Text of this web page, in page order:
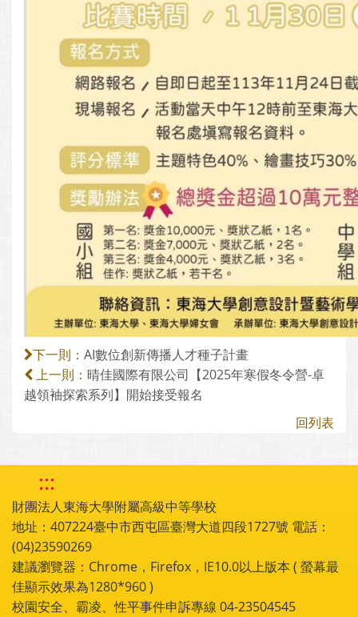
下一則： AI數位創新傳播人才種子計畫
上一則： 晴佳國際有限公司【2025年寒假冬令營-卓
越領袖探索系列】開始接受報名
回列表
:::
財團法人東海大學附屬高級中等學校
地址：407224臺中市西屯區臺灣大道四段1727號 電話：
(04)23590269
建議瀏覽器：Chrome，Firefox，IE10.0以上版本 ( 螢幕最
佳顯示效果為1280*960 )
校園安全、霸凌、性平事件申訴專線 04-23504545